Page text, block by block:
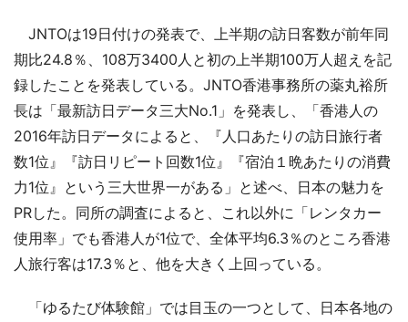
JNTOは19日付けの発表で、上半期の訪日客数が前年同
期比24.8％、108万3400人と初の上半期100万人超えを記
録したことを発表している。JNTO香港事務所の薬丸裕所
長は「最新訪日データ三大No.1」を発表し、「香港人の
2016年訪日データによると、『人口あたりの訪日旅行者
数1位』『訪日リピート回数1位』『宿泊１晩あたりの消費
力1位』という三大世界一がある」と述べ、日本の魅力を
PRした。同所の調査によると、これ以外に「レンタカー
使用率」でも香港人が1位で、全体平均6.3％のところ香港
人旅行客は17.3％と、他を大きく上回っている。
「ゆるたび体験館」では目玉の一つとして、日本各地の